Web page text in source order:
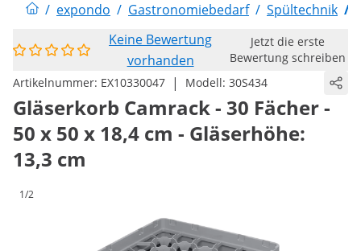
/ expondo / Gastronomiebedarf / Spültechnik /
Keine Bewertung
vorhanden
Jetzt die erste
Bewertung schreiben
Artikelnummer: EX10330047 | Modell: 30S434
Gläserkorb Camrack - 30 Fächer -
50 x 50 x 18,4 cm - Gläserhöhe:
13,3 cm
1/2